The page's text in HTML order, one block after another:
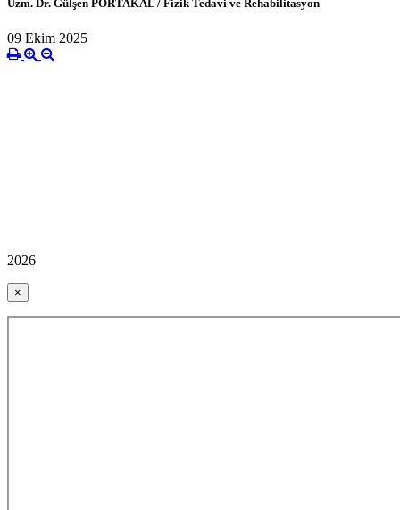
Uzm. Dr. Gülşen PORTAKAL / Fizik Tedavi ve Rehabilitasyon
09 Ekim 2025
2026
×